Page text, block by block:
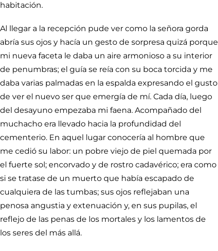
habitación.
Al llegar a la recepción pude ver como la señora gorda
abría sus ojos y hacía un gesto de sorpresa quizá porque
mi nueva faceta le daba un aire armonioso a su interior
de penumbras; el guía se reía con su boca torcida y me
daba varias palmadas en la espalda expresando el gusto
de ver el nuevo ser que emergía de mí. Cada día, luego
del desayuno empezaba mi faena. Acompañado del
muchacho era llevado hacia la profundidad del
cementerio. En aquel lugar conocería al hombre que
me cedió su labor: un pobre viejo de piel quemada por
el fuerte sol; encorvado y de rostro cadavérico; era como
si se tratase de un muerto que había escapado de
cualquiera de las tumbas; sus ojos reflejaban una
penosa angustia y extenuación y, en sus pupilas, el
reflejo de las penas de los mortales y los lamentos de
los seres del más allá.